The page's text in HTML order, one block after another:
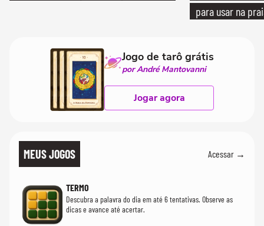
para usar na
Jogo de tarô grátis
por André Mantovanni
Jogar agora
MEUS JOGOS Acessar →
TERMO
Descubra a palavra do dia em até 6 tentativas. Observe as
dicas e avance até acertar.